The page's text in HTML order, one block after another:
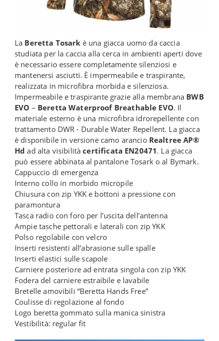
La Beretta Tosark è una giacca uomo da caccia
studiata per la caccia alla cerca in ambienti aperti dove
è necessario essere completamente silenziosi e
mantenersi asciutti. È impermeabile e traspirante,
realizzata in microfibra morbida e silenziosa.
Impermeabile e traspirante grazie alla membrana BWB
EVO – Beretta Waterproof Breathable EVO. Il
materiale esterno è una microfibra idrorepellente con
trattamento DWR - Durable Water Repellent. La giacca
è disponibile in versione camo arancio Realtree AP®
Hd ad alta visibilitàcertificata EN20471. La giacca
può essere abbinata al pantalone Tosark o al Bymark.
Cappuccio di emergenza
Interno collo in morbido micropile
Chiusura con zip YKK e bottoni a pressione con
paramontura
Tasca radio con foro per l’uscita dell’antenna
Ampie tasche pettorali e laterali con zip YKK
Polso regolabile con velcro
Inserti resistenti all’abrasione sulle spalle
Inserti elastici sulle scapole
Carniere posteriore ad entrata singola con zip YKK
Fodera del carniere estraibile e lavabile
Bretelle amovibili “Beretta Hands Free”
Coulisse di regolazione al fondo
Logo beretta gommato sulla manica sinistra
Vestibilità: regular fit